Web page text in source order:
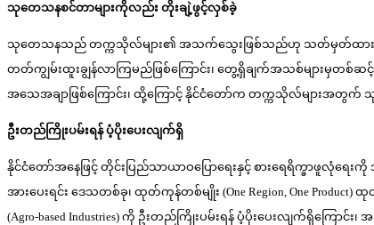
သုတေသနစင်တာများကိုလည်း တိုးချဲ့ဖွင့်လှစ်ခဲ့
သုတေသနသည် တက္ကသိုလ်များ၏ အသက်သွေးဖြစ်သည်ဟု သတ်မှတ်ထားသည်နှ
တတ်ကျွမ်းထူးချွန်လာကြမည်ဖြစ်ကြောင်း၊ တွေ့ရှိချက်အသစ်များမှ
အသေအချာဖြစ်ကြောင်း၊ ထို့ကြောင့် နိုင်ငံတော်က တက္ကသိုလ်များအတွက်
ဦးတည်ကြိုးပမ်းရန် ပံ့ပိုးပေးလျက်ရှိ
နိုင်ငံတော်အနေဖြင့် တိုင်းပြည်သာယာဝပြောရေးနှင့် စားရေရိက္ခာဖူလုံရ
အားပေးရင်း ဒေသတစ်ခု၊ ထုတ်ကုန်တစ်မျိုး (One Region, One
(Agro-based Industries) ကို ဦးတည်ကြိုးပမ်းရန် ပံ့ပိုးပေးလျက်ရှိကြ